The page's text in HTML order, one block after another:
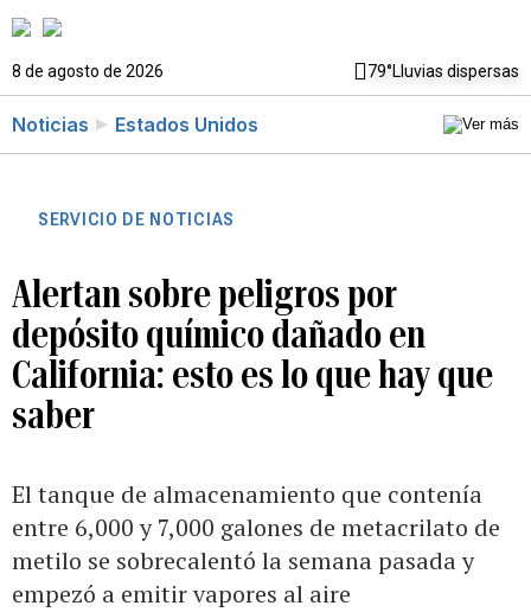
8 de agosto de 2026 79°Lluvias dispersas
Noticias Estados Unidos
SERVICIO DE NOTICIAS
Alertan sobre peligros por
depósito químico dañado en
California: esto es lo que hay que
saber
El tanque de almacenamiento que contenía
entre 6,000 y 7,000 galones de metacrilato de
metilo se sobrecalentó la semana pasada y
empezó a emitir vapores al aire